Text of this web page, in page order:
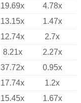
19.69x
4.78x
13.15x
1.47x
12.74x
2.7x
8.21x
2.27x
37.72x
0.95x
17.74x
1.2x
15.45x
1.67x